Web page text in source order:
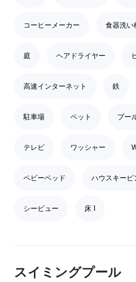
コーヒーメーカー 食器洗い
庭 ヘアドライヤー
高速インターネット 鉄
駐車場 ペット プー
テレビ ワッシャー
ベビーベッド ハウスキーピ
シービュー 床 1
スイミングプール